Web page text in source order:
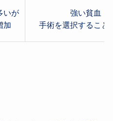
いが
加
強い貧血
手術を選択すること